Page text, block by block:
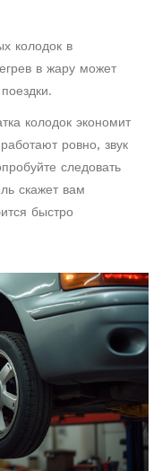
колодок в
в жару может
колодок экономит
ровно, звук
следовать
скажет вам
быстро